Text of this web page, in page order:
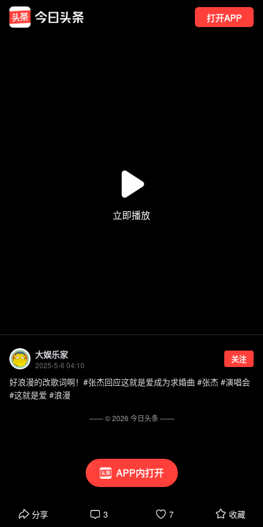
打开APP
APP内打开
大娱乐家
2025-5-6 04:10
关注
好浪漫的改歌词啊！#张杰回应这就是爱成为求婚曲 #张杰 #演唱会
#这就是爱 #浪漫
分享 3 7 收藏
—— ©2026 今日头条——